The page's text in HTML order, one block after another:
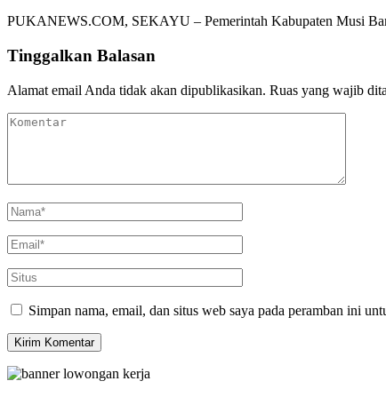
PUKANEWS.COM, SEKAYU – Pemerintah Kabupaten Musi
Tinggalkan Balasan
Alamat email Anda tidak akan dipublikasikan. Ruas yang wajib
Simpan nama, email, dan situs web saya pada peramban ini